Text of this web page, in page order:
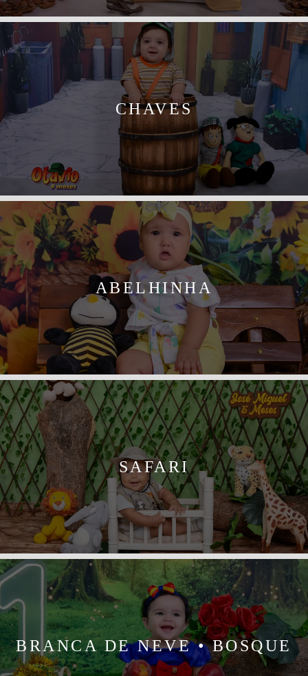
CHAVES
ABELHINHA
SAFARI
BRANCA DE NEVE • BOSQUE